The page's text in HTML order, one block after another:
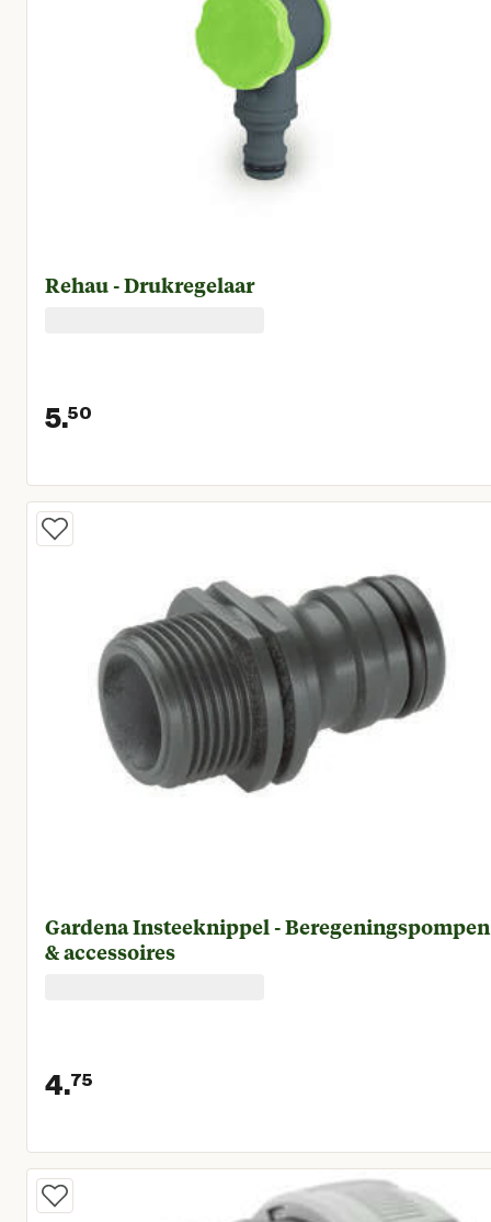
Rehau - Drukregelaar
5.50
Huidige prijs € 5,50
Gardena Insteeknippel - Beregeningspompen
& accessoires
4.75
Huidige prijs € 4,75